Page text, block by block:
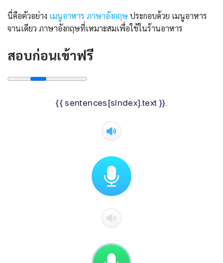
นี่คือตัวอย่าง เมนูอาหาร ภาษาอังกฤษประกอบด้วย เมนูอาหาร
จานเดียว ภาษาอังกฤษที่เหมาะสมเพื่อใช้ในร้านอาหาร
สอบก่อนเข้าฟรี
{{ sentences[sIndex].text }}.